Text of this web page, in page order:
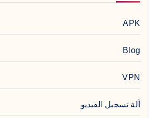
APK
Blog
VPN
آلة تسجيل الفيديو